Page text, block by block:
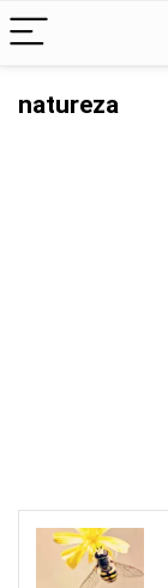
natureza